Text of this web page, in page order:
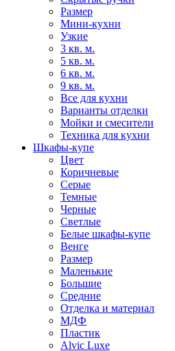
Размер
Мини-кухни
Узкие
3 кв. м.
5 кв. м.
6 кв. м.
9 кв. м.
Все для кухни
Варианты отделки
Мойки и смесители
Техника для кухни
Шкафы-купе
Цвет
Коричневые
Серые
Темные
Черные
Светлые
Белые шкафы-купе
Венге
Размер
Маленькие
Большие
Средние
Отделка и материал
МДФ
Пластик
Alvic Luxe